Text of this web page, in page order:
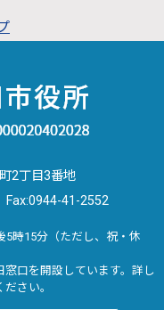
2丁目3番地
Fax:0944-41-2552
5時15分（ただし、祝・休
口を開設しています。詳し
さい。